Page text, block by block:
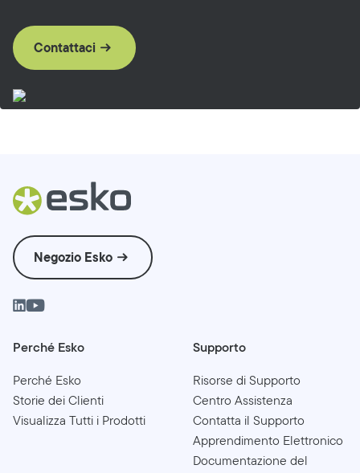
Contattaci
Negozio Esko
Perché Esko
Perché Esko
Storie dei Clienti
Visualizza Tutti i Prodotti
Supporto
Risorse di Supporto
Centro Assistenza
Contatta il Supporto
Apprendimento Elettronico
Documentazione del